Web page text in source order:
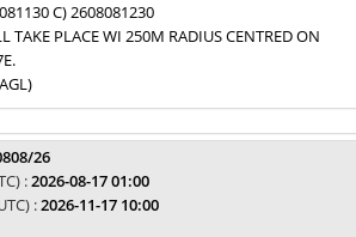
C) 2608081230
TAKE PLACE WI 250M RADIUS CENTRED ON
26
:2026-08-17 01:00
:2026-11-17 10:00